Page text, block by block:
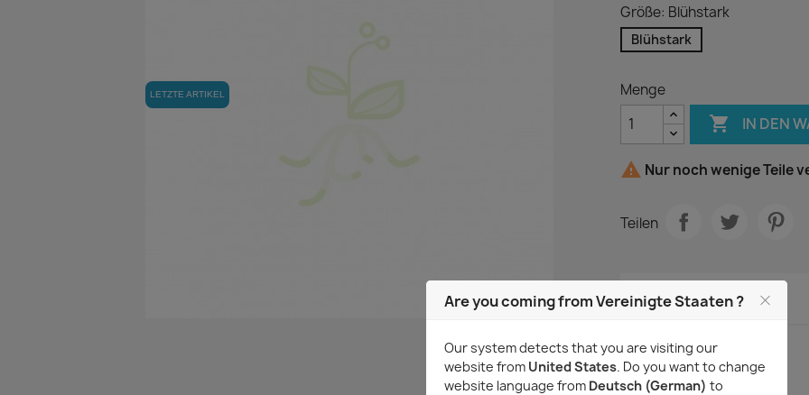
LETZTE ARTIKEL
Größe: Blühstark
Blühstark
Menge
 IN DEN
 Nur noch wenige Teile
Teilen
Artikeldetails
Artikel-Nr.
ZustandNeu
Are you coming from Vereinigte Staaten ?
Our system detects that you are visiting our
website from United States. Do you want to change
website language from Deutsch (German) to